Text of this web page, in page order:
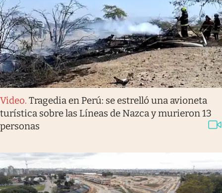
Video. Tragedia en Perú: se estrelló una avioneta
turística sobre las Líneas de Nazca y murieron 13
personas